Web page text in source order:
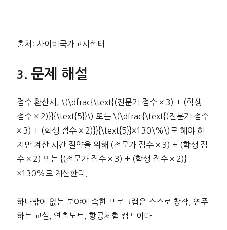
출처: 사이버국가고시센터
문제 해설
점수 환산시, \(\dfrac{\text{(전문가 점수 × 3) + (학생
점수 × 2)}}{\text{5}}\) 또는 \(\dfrac{\text{(전문가 점수
× 3) + (학생 점수 × 2)}}{\text{5}}×130\%\)로 해야 하
지만 계산 시간 절약을 위해 (전문가 점수 × 3) + (학생 점
수 × 2) 또는 {(전문가 점수 × 3) + (학생 점수 × 2)}
×130%로 계산한다.
하나밖에 없는 분야에 속한 프로그램은 스스로 창작, 연주
하는 교실, 연출노트, 항공체험 캠프이다.